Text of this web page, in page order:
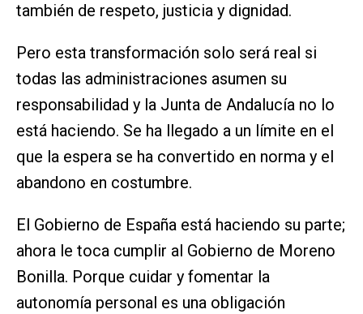
también de respeto, justicia y dignidad.
Pero esta transformación solo será real si
todas las administraciones asumen su
responsabilidad y la Junta de Andalucía no lo
está haciendo. Se ha llegado a un límite en el
que la espera se ha convertido en norma y el
abandono en costumbre.
El Gobierno de España está haciendo su parte;
ahora le toca cumplir al Gobierno de Moreno
Bonilla. Porque cuidar y fomentar la
autonomía personal es una obligación